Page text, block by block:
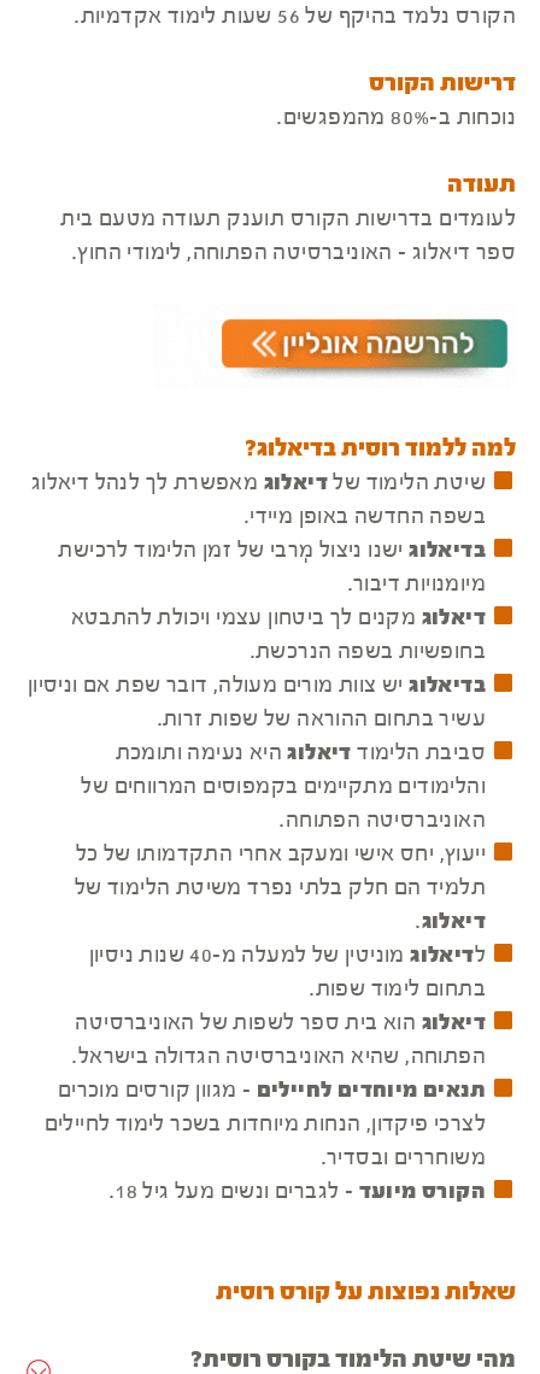
הקורס נלמד בהיקף של 56 שעות לימוד אקדמיות.
דרישות הקורס
נוכחות ב-80% מהמפגשים.
תעודה
לעומדים בדרישות הקורס תוענק תעודה מטעם בית
ספר דיאלוג - האוניברסיטה הפתוחה, לימודי החוץ.
למה ללמוד רוסית בדיאלוג?
שיטת הלימוד של דיאלוג מאפשרת לך לנהל דיאלוג
בשפה החדשה באופן מיידי.
בדיאלוגישנו ניצול מְרבי של זמן הלימוד לרכישת
מיומנויות דיבור.
דיאלוג מקנים לך ביטחון עצמי ויכולת להתבטא
בחופשיות בשפה הנרכשת.
בדיאלוגיש צוות מורים מעולה, דובר שפת אם וניסיון
עשיר בתחום ההוראה של שפות זרות.
סביבת הלימוד דיאלוגהיא נעימה ותומכת
והלימודים מתקיימים בקמפוסים המרווחים של
האוניברסיטה הפתוחה.
ייעוץ, יחס אישי ומעקב אחרי התקדמותו של כל
תלמיד הם חלק בלתי נפרד משיטת הלימוד של
דיאלוג.
לדיאלוג
מוניטין של למעלה מ-40 שנות ניסיון
בתחום לימוד שפות.
דיאלוג הוא בית ספר לשפות של האוניברסיטה
הפתוחה, שהיא האוניברסיטה הגדולה בישראל.
תנאים מיוחדים לחיילים - מגוון קורסים מוכרים
לצרכי פיקדון, הנחות מיוחדות בשכר לימוד לחיילים
משוחררים ובסדיר.
הקורס מיועד - לגברים ונשים מעל גיל 18.
שאלות נפוצות על קורס רוסית
מהי שיטת הלימוד בקורס רוסית?